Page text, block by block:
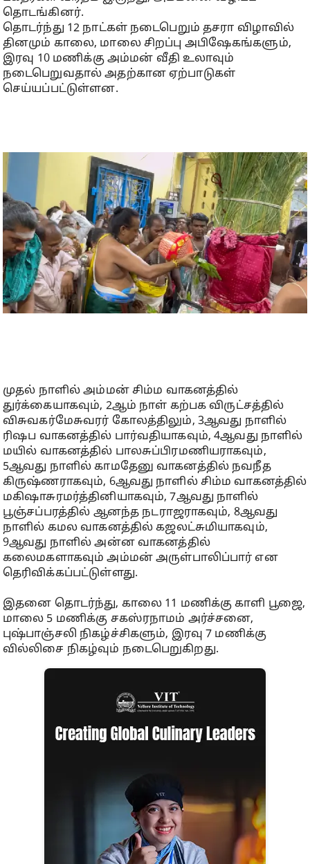
தொடங்கினர்.
தொடர்ந்து 12 நாட்கள் நடைபெறும் தசரா விழாவில்
தினமும் காலை, மாலை சிறப்பு அபிஷேகங்களும்,
இரவு 10 மணிக்கு அம்மன் வீதி உலாவும்
நடைபெறுவதால் அதற்கான ஏற்பாடுகள்
செய்யப்பட்டுள்ளன.
முதல் நாளில் அம்மன் சிம்ம வாகனத்தில்
துர்க்கையாகவும், 2ஆம் நாள் கற்பக விருட்சத்தில்
விசுவகர்மேசுவரர் கோலத்திலும், 3ஆவது நாளில்
ரிஷப வாகனத்தில் பார்வதியாகவும், 4ஆவது நாளில்
மயில் வாகனத்தில் பாலசுப்பிரமணியராகவும்,
5ஆவது நாளில் காமதேனு வாகனத்தில் நவநீத
கிருஷ்ணராகவும், 6ஆவது நாளில் சிம்ம வாகனத்தில்
மகிஷாசுரமர்த்தினியாகவும், 7ஆவது நாளில்
பூஞ்சப்பரத்தில் ஆனந்த நடராஜராகவும், 8ஆவது
நாளில் கமல வாகனத்தில் கஜலட்சுமியாகவும்,
9ஆவது நாளில் அன்ன வாகனத்தில்
கலைமகளாகவும் அம்மன் அருள்பாலிப்பார் என
தெரிவிக்கப்பட்டுள்ளது.
இதனை தொடர்ந்து, காலை 11 மணிக்கு காளி பூஜை,
மாலை 5 மணிக்கு சகஸ்ரநாமம் அர்ச்சனை,
புஷ்பாஞ்சலி நிகழ்ச்சிகளும், இரவு 7 மணிக்கு
வில்லிசை நிகழ்வும் நடைபெறுகிறது.